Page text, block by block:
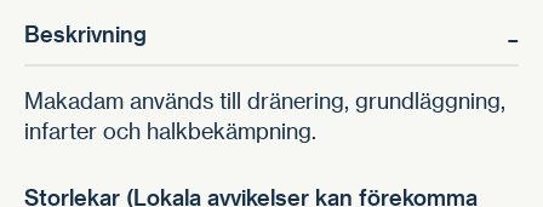
Beskrivning -
Makadam används till dränering, grundläggning,
infarter och halkbekämpning.
Storlekar (Lokala avvikelser kan förekomma